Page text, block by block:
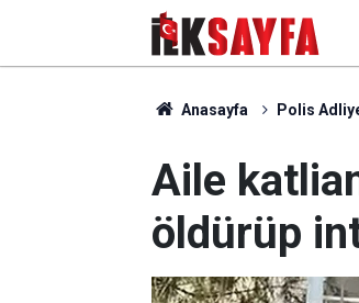
Anasayfa Polis
Aile
öldürüp